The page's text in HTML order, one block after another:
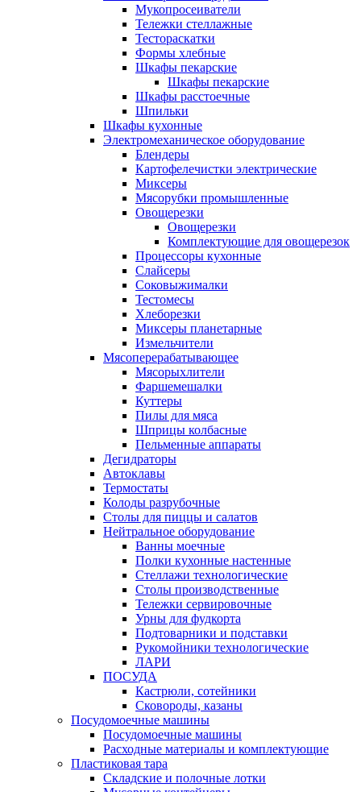
Мукопросеиватели
Тележки стеллажные
Тестораскатки
Формы хлебные
Шкафы пекарские
Шкафы пекарские
Шкафы расстоечные
Шпильки
Шкафы кухонные
Электромеханическое оборудование
Блендеры
Картофелечистки электрические
Миксеры
Мясорубки промышленные
Овощерезки
Овощерезки
Комплектующие для овощерезок
Процессоры кухонные
Слайсеры
Соковыжималки
Тестомесы
Хлеборезки
Миксеры планетарные
Измельчители
Мясоперерабатывающее
Мясорыхлители
Фаршемешалки
Куттеры
Пилы для мяса
Шприцы колбасные
Пельменные аппараты
Дегидраторы
Автоклавы
Термостаты
Колоды разрубочные
Столы для пиццы и салатов
Нейтральное оборудование
Ванны моечные
Полки кухонные настенные
Стеллажи технологические
Столы производственные
Тележки сервировочные
Урны для фудкорта
Подтоварники и подставки
Рукомойники технологические
ЛАРИ
ПОСУДА
Кастрюли, сотейники
Сковороды, казаны
Посудомоечные машины
Посудомоечные машины
Расходные материалы и комплектующие
Пластиковая тара
Складские и полочные лотки